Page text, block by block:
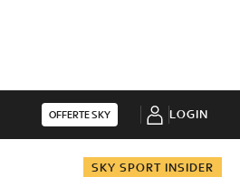
OFFERTE SKY LOGIN
SKY SPORT INSIDER